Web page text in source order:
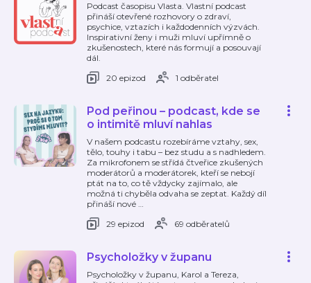
Podcast časopisu Vlasta. Vlastní podcast
přináší otevřené rozhovory o zdraví,
psychice, vztazích i každodenních výzvách.
Inspirativní ženy i muži mluví upřímně o
zkušenostech, které nás formují a posouvají
dál.
20 epizod
1 odběratel
Pod peřinou – podcast, kde se
o intimitě mluví nahlas
V našem podcastu rozebíráme vztahy, sex,
tělo, touhy i tabu – bez studu a s nadhledem.
Za mikrofonem se střídá čtveřice zkušených
moderátorů a moderátorek, kteří se nebojí
ptát na to, co tě vždycky zajímalo, ale
možná ti chyběla odvaha se zeptat. Každý díl
přináší nové …
29 epizod
69 odběratelů
Psycholožky v županu
Psycholožky v županu, Karol a Tereza,